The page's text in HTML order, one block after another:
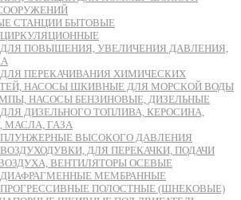
СТАНЦИИ БЫТОВЫЕ
ПОВЫШЕНИЯ, УВЕЛИЧЕНИЯ ДАВЛЕНИЯ,
ПЕРЕКАЧИВАНИЯ ХИМИЧЕСКИХ
НАСОСЫ ШКИВНЫЕ ДЛЯ МОРСКОЙ ВОДЫ
НАСОСЫ БЕНЗИНОВЫЕ, ДИЗЕЛЬНЫЕ
ДИЗЕЛЬНОГО ТОПЛИВА, КЕРОСИНА,
МАСЛА, ГАЗА
ВЫСОКОГО ДАВЛЕНИЯ
ДЛЯ ПЕРЕКАЧКИ, ПОДАЧИ
ВЕНТИЛЯТОРЫ ОСЕВЫЕ
МЕМБРАННЫЕ
ПОЛОСТНЫЕ (ШНЕКОВЫЕ)